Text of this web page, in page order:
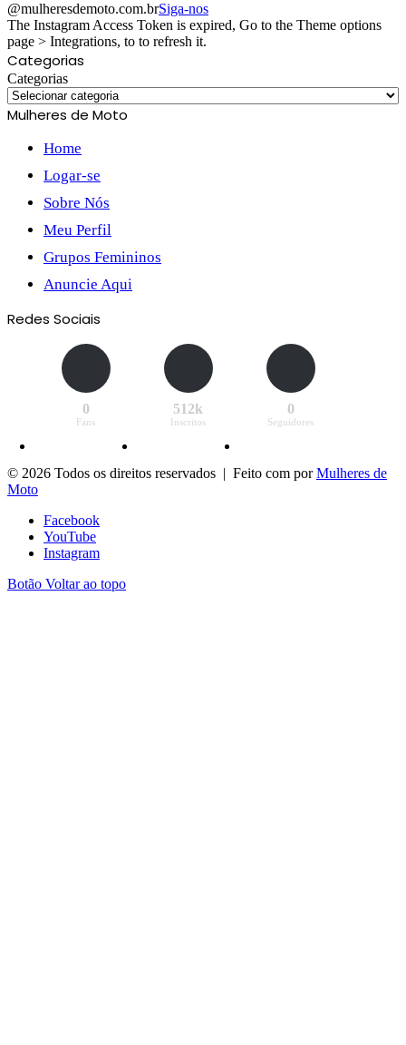
@mulheresdemoto.com.brSiga-nos
The Instagram Access Token is expired, Go to the Theme options
page > Integrations, to to refresh it.
Categorias
Categorias
Mulheres de Moto
Home
Logar-se
Sobre Nós
Meu Perfil
Grupos Femininos
Anuncie Aqui
Redes Sociais
0
Fans
512k
Inscritos
0
Seguidores
© 2026 Todos os direitos reservados | Feito com porMulheres de
Moto
Facebook
YouTube
Instagram
Botão Voltar ao topo